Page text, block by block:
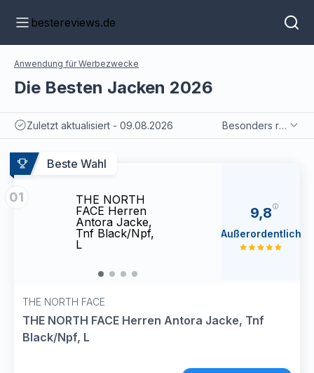
bestereviews.de
Anwendung für Werbezwecke
Die Besten Jacken 2026
Zuletzt aktualisiert - 09.08.2026 Besonders relevant
Beste Wahl
01
THE NORTH
FACE Herren
Antora Jacke,
Tnf Black/Npf,
L
Tnf
THE NORTH FACE
THE NORTH FACE Herren Antora Jacke, Tnf
Black/Npf, L
9,8
Außerordentlich